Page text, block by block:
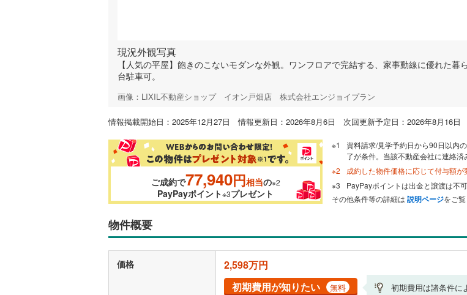
現況外観写真
【人気の平屋】飽きのこないモダンな外観。ワンフロアで完結する、家事動線に優れた暮
台駐車可。
画像：LIXIL不動産ショップ イオン戸畑店 株式会社エンジョイプラン
情報掲載開始日：2025年12月27日 情報更新日：2026年8月6日 次回更新予定日：2026年8月16日
ご成約で77,940円相当の※2
PayPayポイント※3プレゼント
資料請求/見学予約日から90日以内
了が条件。当該不動産会社に連絡済
成約した物件価格に応じて付与額が
PayPayポイントは出金と譲渡は不
その他条件等の詳細は 説明ページをご覧
物件概要
価格
2,598万円
初期費用が知りたい
無料 初期費用は諸条件に